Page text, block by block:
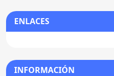
ENLACES
INFORMACIÓN